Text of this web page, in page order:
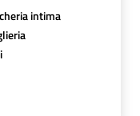
intima